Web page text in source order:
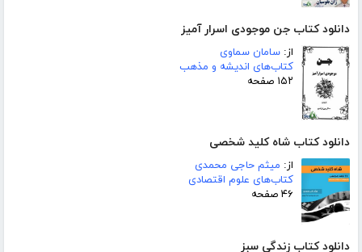
دانلود کتاب جن موجودی اسرار آمیز
از: سامان سماوی
کتاب‌های اندیشه و مذهب
۱۵۲ صفحه
دانلود کتاب شاه کلید شخصی
از: میثم حاجی محمدی
کتاب‌های علوم اقتصادی
۴۶ صفحه
دانلود کتاب زندگی سبز